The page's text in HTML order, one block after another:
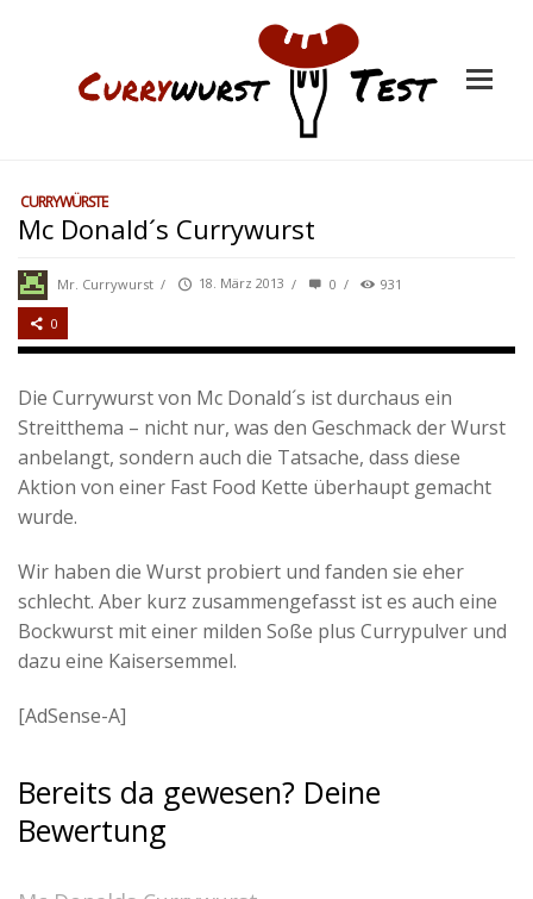
CURRYWÜRSTE
Mc Donald´s Currywurst
Mr. Currywurst / 18. März 2013 / 0 / 931
0
Die Currywurst von Mc Donald´s ist durchaus ein
Streitthema – nicht nur, was den Geschmack der Wurst
anbelangt, sondern auch die Tatsache, dass diese
Aktion von einer Fast Food Kette überhaupt gemacht
wurde.
Wir haben die Wurst probiert und fanden sie eher
schlecht. Aber kurz zusammengefasst ist es auch eine
Bockwurst mit einer milden Soße plus Currypulver und
dazu eine Kaisersemmel.
[AdSense-A]
Bereits da gewesen? Deine
Bewertung